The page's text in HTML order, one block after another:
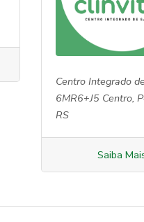
Centro Integrado
6MR6+J5 Centro,
RS
Saiba